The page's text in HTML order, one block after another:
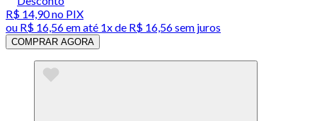
R$ 14,90no PIX
ou R$ 16,56em até 1x de R$ 16,56sem juros
COMPRAR AGORA